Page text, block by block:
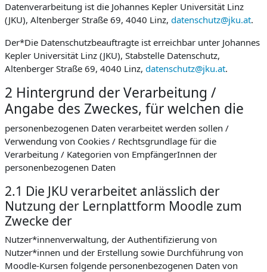
Datenverarbeitung ist die Johannes Kepler Universität Linz
(JKU), Altenberger Straße 69, 4040 Linz, datenschutz@jku.at.
Der*Die Datenschutzbeauftragte ist erreichbar unter Johannes
Kepler Universität Linz (JKU), Stabstelle Datenschutz,
Altenberger Straße 69, 4040 Linz, datenschutz@jku.at.
2 Hintergrund der Verarbeitung /
Angabe des Zweckes, für welchen die
personenbezogenen Daten verarbeitet werden sollen /
Verwendung von Cookies / Rechtsgrundlage für die
Verarbeitung / Kategorien von EmpfängerInnen der
personenbezogenen Daten
2.1 Die JKU verarbeitet anlässlich der
Nutzung der Lernplattform Moodle zum
Zwecke der
Nutzer*innenverwaltung, der Authentifizierung von
Nutzer*innen und der Erstellung sowie Durchführung von
Moodle-Kursen folgende personenbezogenen Daten von